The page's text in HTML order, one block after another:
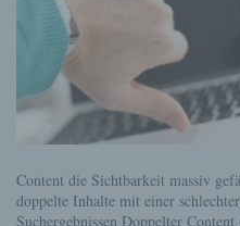
Content die Sichtbarkeit massiv
doppelte Inhalte mit einer
Suchergebnissen Doppelter